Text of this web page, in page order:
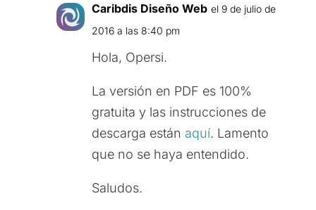
Caribdis Diseño Web el 9 de julio de
2016 a las 8:40 pm
Hola, Opersi.
La versión en PDF es 100%
gratuita y las instrucciones de
descarga están aquí. Lamento
que no se haya entendido.
Saludos.